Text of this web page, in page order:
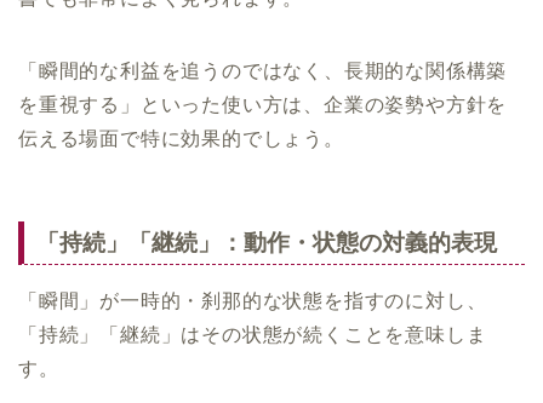
「瞬間的な利益を追うのではなく、長期的な関係構築
を重視する」といった使い方は、企業の姿勢や方針を
伝える場面で特に効果的でしょう。
「持続」「継続」：動作・状態の対義的表現
「瞬間」が一時的・刹那的な状態を指すのに対し、
「持続」「継続」はその状態が続くことを意味しま
す。